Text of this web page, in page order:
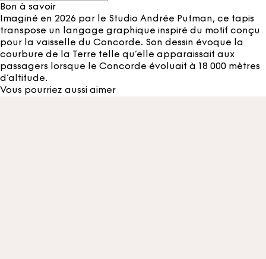
Bon à savoir
Imaginé en 2026 par le Studio Andrée Putman, ce tapis
transpose un langage graphique inspiré du motif conçu
pour la vaisselle du Concorde. Son dessin évoque la
courbure de la Terre telle qu’elle apparaissait aux
passagers lorsque le Concorde évoluait à 18 000 mètres
d’altitude.
Vous pourriez aussi aimer